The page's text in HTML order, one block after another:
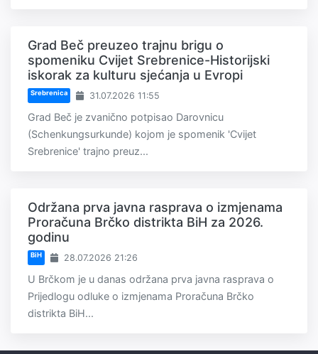
Grad Beč preuzeo trajnu brigu o
spomeniku Cvijet Srebrenice-Historijski
iskorak za kulturu sjećanja u Evropi
Srebrenica 31.07.2026 11:55
Grad Beč je zvanično potpisao Darovnicu
(Schenkungsurkunde) kojom je spomenik 'Cvijet
Srebrenice' trajno preuz...
Održana prva javna rasprava o izmjenama
Proračuna Brčko distrikta BiH za 2026.
godinu
BiH 28.07.2026 21:26
U Brčkom je u danas održana prva javna rasprava o
Prijedlogu odluke o izmjenama Proračuna Brčko
distrikta BiH...